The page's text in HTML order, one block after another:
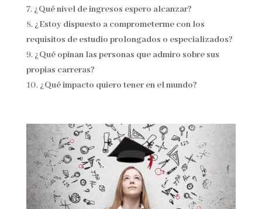
¿Qué nivel de ingresos espero alcanzar?
¿Estoy dispuesto a comprometerme con los
requisitos de estudio prolongados o especializados?
¿Qué opinan las personas que admiro sobre sus
propias carreras?
¿Qué impacto quiero tener en el mundo?